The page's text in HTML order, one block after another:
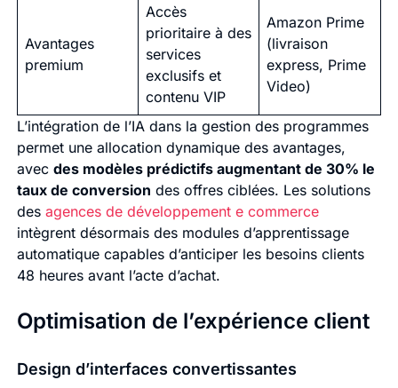
Avantages
premium
Accès
prioritaire à des
services
exclusifs et
contenu VIP
Amazon Prime
(livraison
express, Prime
Video)
L’intégration de l’IA dans la gestion des programmes
permet une allocation dynamique des avantages,
avec des modèles prédictifs augmentant de 30% le
taux de conversion des offres ciblées. Les solutions
des agences de développement e commerce
intègrent désormais des modules d’apprentissage
automatique capables d’anticiper les besoins clients
48 heures avant l’acte d’achat.
Optimisation de l’expérience client
Design d’interfaces convertissantes